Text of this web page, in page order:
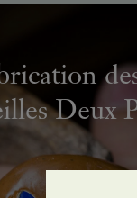
Deux